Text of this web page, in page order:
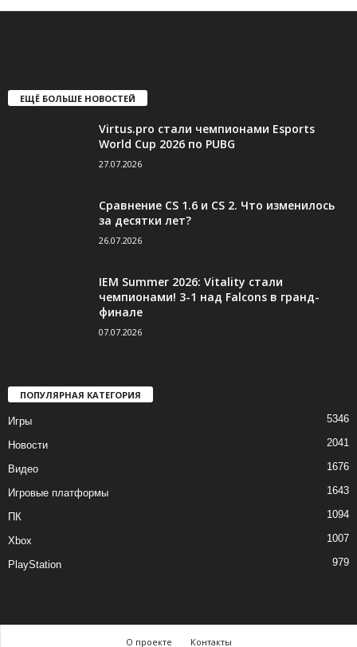
ЕЩЁ БОЛЬШЕ НОВОСТЕЙ
Virtus.pro стали чемпионами Esports
World Cup 2026 по PUBG
27.07.2026
Сравнение CS 1.6 и CS 2. Что изменилось
за десятки лет?
26.07.2026
IEM Summer 2026: Vitality стали
чемпионами! 3-1 над Falcons в гранд-
финале
07.07.2026
ПОПУЛЯРНАЯ КАТЕГОРИЯ
Игры 5346
Новости 2041
Видео 1676
Игровые платформы 1643
ПК 1094
Xbox 1007
PlayStation 979
О проекте Контакты